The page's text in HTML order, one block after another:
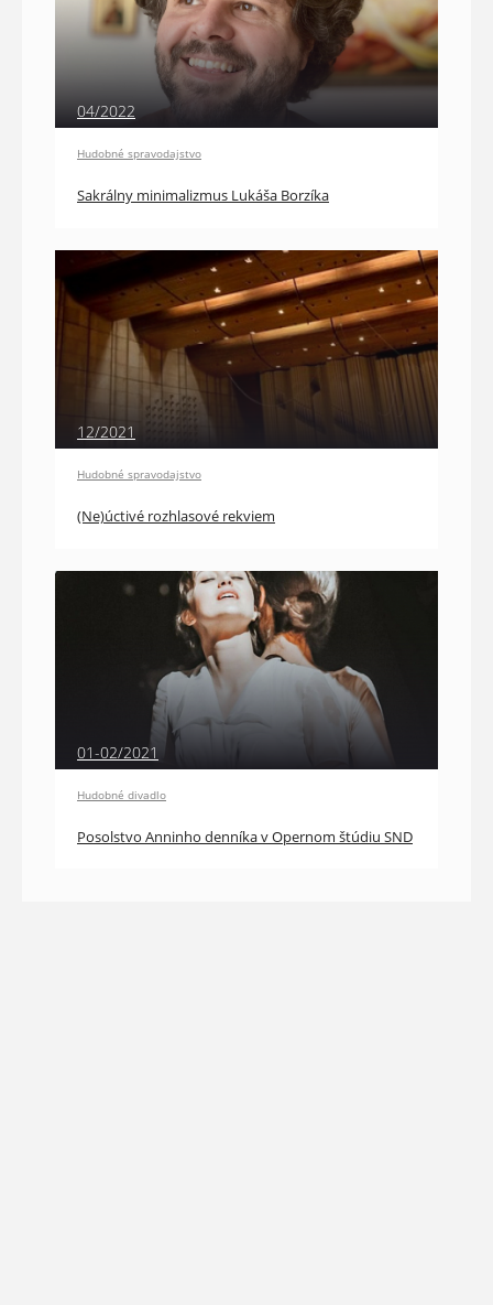
04/2022
Hudobné spravodajstvo
Sakrálny minimalizmus Lukáša Borzíka
12/2021
Hudobné spravodajstvo
(Ne)úctivé rozhlasové rekviem
01-02/2021
Hudobné divadlo
Posolstvo Anninho denníka v Opernom štúdiu SND